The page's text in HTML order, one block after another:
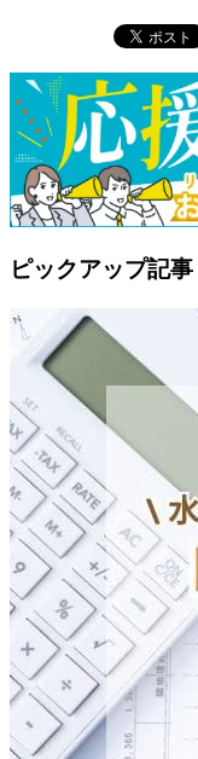
ピックアップ記事